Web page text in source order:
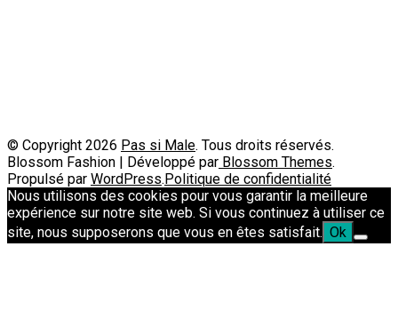
© Copyright 2026 Pas si Male. Tous droits réservés.
Blossom Fashion | Développé par Blossom Themes.
Propulsé par WordPress. Politique de confidentialité
Nous utilisons des cookies pour vous garantir la meilleure
expérience sur notre site web. Si vous continuez à utiliser ce
site, nous supposerons que vous en êtes satisfait. Ok